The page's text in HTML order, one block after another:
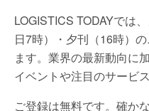
LOGISTICS TODAYでは
日7時）・夕刊（16時）
ます。業界の最新動向に
イベントや注目のサービ
ご登録は無料です。確か